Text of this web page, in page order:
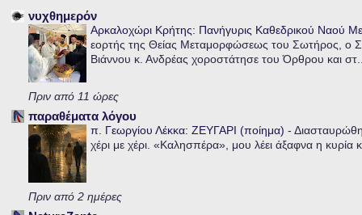
νυχθημερόν
Αρκαλοχώρι Κρήτης: Πανήγυρις Καθεδρικού Ναού
εορτής της Θείας Μεταμορφώσεως του Σωτήρος, ο
Βιάννου κ. Ανδρέας χοροστάτησε του Όρθρου και
Πριν από 11 ώρες
παραθέματα λόγου
π. Γεωργίου Λέκκα: ΖΕΥΓΑΡΙ (ποίημα) -
χέρι με χέρι. «Καλησπέρα», μου λέει άξαφνα η κυρία
Πριν από 2 ημέρες